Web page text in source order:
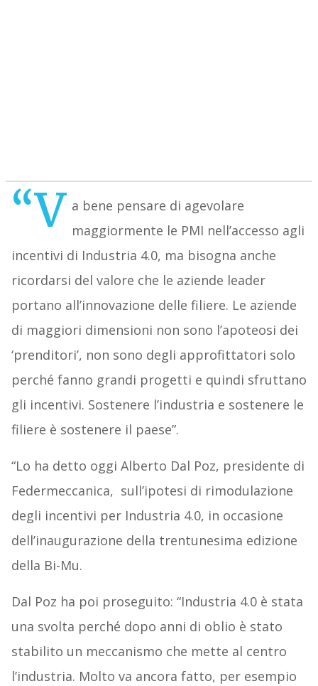
“V a bene pensare di agevolare
maggiormente le PMI nell’accesso agli
incentivi di Industria 4.0, ma bisogna anche
ricordarsi del valore che le aziende leader
portano all’innovazione delle filiere. Le aziende
di maggiori dimensioni non sono l’apoteosi dei
‘prenditori’, non sono degli approfittatori solo
perché fanno grandi progetti e quindi sfruttano
gli incentivi. Sostenere l’industria e sostenere le
filiere è sostenere il paese”.
“Lo ha detto oggi Alberto Dal Poz, presidente di
Federmeccanica, sull’ipotesi di rimodulazione
degli incentivi per Industria 4.0, in occasione
dell’inaugurazione della trentunesima edizione
della Bi-Mu.
Dal Poz ha poi proseguito: “Industria 4.0 è stata
una svolta perché dopo anni di oblio è stato
stabilito un meccanismo che mette al centro
l’industria. Molto va ancora fatto, per esempio